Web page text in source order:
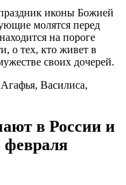
иконы Божией
молятся перед
на пороге
о тех, кто живет в
своих дочерей.
Василиса,
в России и
февраля